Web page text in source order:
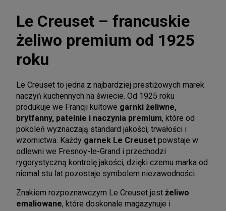
Le Creuset – francuskie
żeliwo premium od 1925
roku
Le Creuset to jedna z najbardziej prestiżowych marek
naczyń kuchennych na świecie. Od 1925 roku
produkuje we Francji kultowe garnki żeliwne,
brytfanny, patelnie i naczynia premium, które od
pokoleń wyznaczają standard jakości, trwałości i
wzornictwa. Każdy garnek Le Creuset powstaje w
odlewni we Fresnoy-le-Grand i przechodzi
rygorystyczną kontrolę jakości, dzięki czemu marka od
niemal stu lat pozostaje symbolem niezawodności.
Znakiem rozpoznawczym Le Creuset jest żeliwo
emaliowane, które doskonale magazynuje i